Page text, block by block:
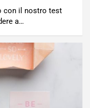
con il nostro test
a…